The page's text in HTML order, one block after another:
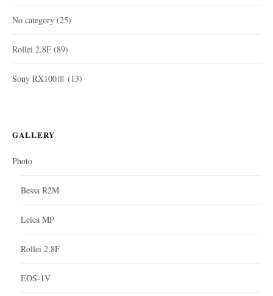
No category (25)
Rollei 2.8F (89)
Sony RX100Ⅲ (13)
GALLERY
Photo
Bessa R2M
Leica MP
Rollei 2.8F
EOS-1V